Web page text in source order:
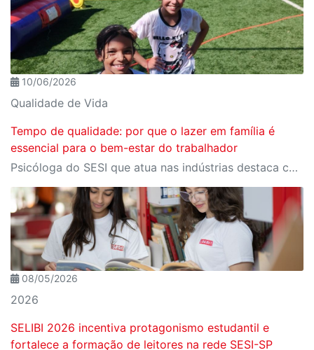
10/06/2026
Qualidade de Vida
Tempo de qualidade: por que o lazer em família é
essencial para o bem-estar do trabalhador
Psicóloga do SESI que atua nas indústrias destaca como o lazer de qualidade e o tempo em família impactam diretamente a saúde emocional e o rendimento do trabalhador
08/05/2026
2026
SELIBI 2026 incentiva protagonismo estudantil e
fortalece a formação de leitores na rede SESI-SP